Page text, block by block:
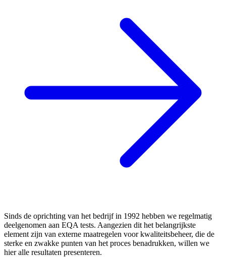
Sinds de oprichting van het bedrijf in 1992 hebben we regelmatig
deelgenomen aan EQA tests. Aangezien dit het belangrijkste
element zijn van externe maatregelen voor kwaliteitsbeheer, die de
sterke en zwakke punten van het proces benadrukken, willen we
hier alle resultaten presenteren.